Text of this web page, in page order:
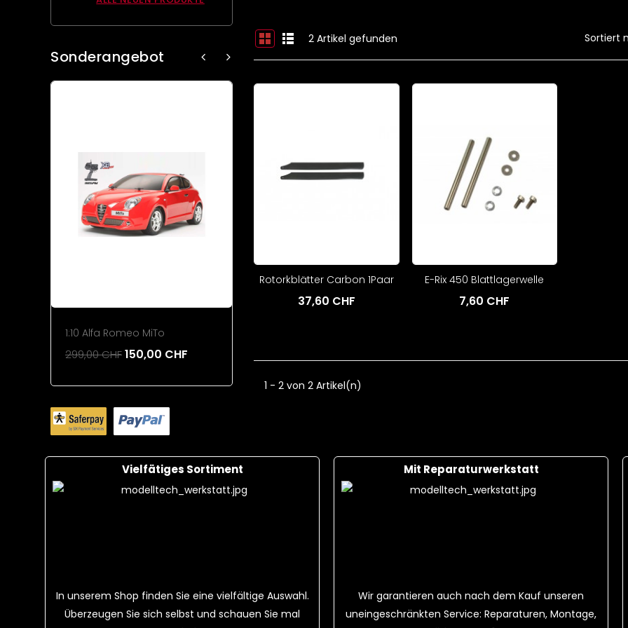
Sonderangebot
1:10 Alfa Romeo MiTo
299,00 CHF150,00 CHF
2 Artikel gefunden Sortiert
Rotorkblätter Carbon 1Paar
37,60 CHF
E-Rix 450 Blattlagerwelle
7,60 CHF
1 - 2 von 2 Artikel(n)
Vielfätiges Sortiment
In unserem Shop finden Sie eine vielfältige Auswahl.
Überzeugen Sie sich selbst und schauen Sie mal
Mit Reparaturwerkstatt
Wir garantieren auch nach dem Kauf unseren
uneingeschränkten Service: Reparaturen, Montage,